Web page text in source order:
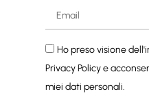
Ho preso visione
Privacy Policye
miei dati personali.